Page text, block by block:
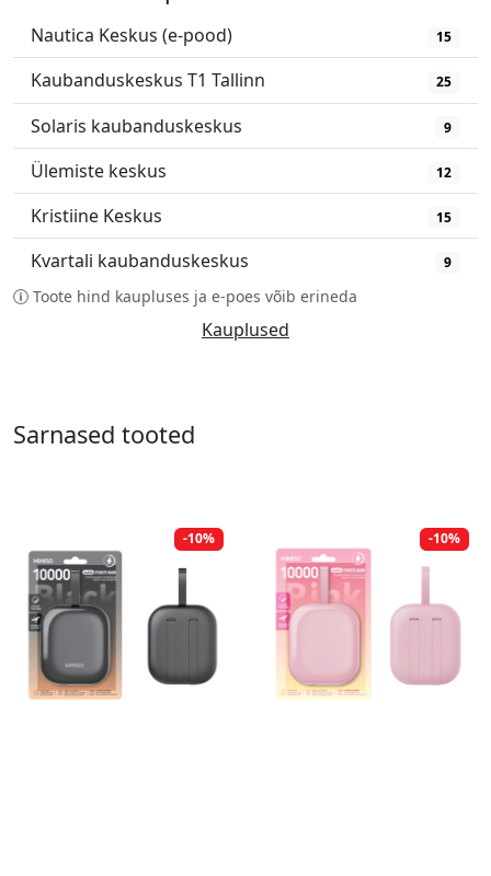
Nautica Keskus (e-pood) 15
Kaubanduskeskus T1 Tallinn 25
Solaris kaubanduskeskus 9
Ülemiste keskus 12
Kristiine Keskus 15
Kvartali kaubanduskeskus 9
Toote hind kaupluses ja e-poes võib erineda
Kauplused
Sarnased tooted
-10% -10%